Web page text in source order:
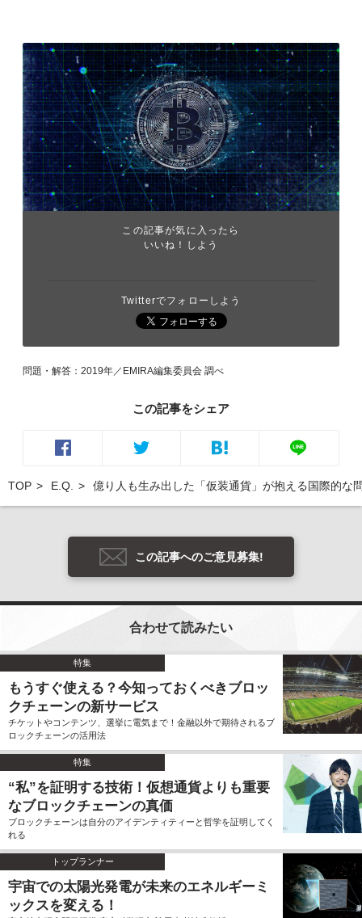
この記事が気に入ったら
いいね！しよう
Twitterでフォローしよう
問題・解答：2019年／EMIRA編集委員会 調べ
この記事をシェア
TOP E.Q. 億り人も生み出した「仮装通貨」が抱える国際的な
この記事へのご意見募集!
合わせて読みたい
特集
もうすぐ使える？今知っておくべきブロッ
クチェーンの新サービス
チケットやコンテンツ、選挙に電気まで！金融以外で期待されるブ
ロックチェーンの活用法
特集
“私”を証明する技術！仮想通貨よりも重要
なブロックチェーンの真価
ブロックチェーンは自分のアイデンティティーと哲学を証明してく
れる
トップランナー
宇宙での太陽光発電が未来のエネルギーミ
ックスを変える！